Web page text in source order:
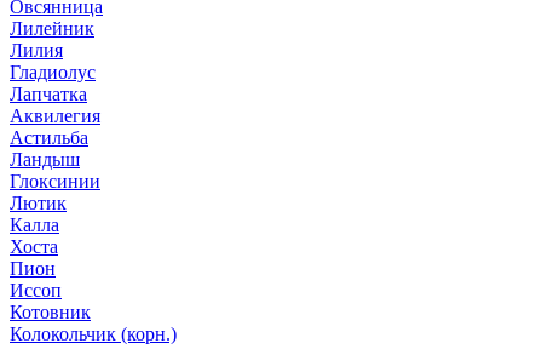
Овсянница
Лилейник
Лилия
Гладиолус
Лапчатка
Аквилегия
Астильба
Ландыш
Глоксинии
Лютик
Калла
Хоста
Пион
Иссоп
Котовник
Колокольчик (корн.)